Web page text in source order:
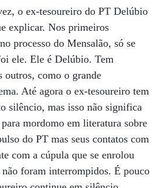
o ex-tesoureiro do PT Delúbio
explicar. Nos primeiros
processo do Mensalão, só se
ele. Ele é Delúbio. Tem
outros, como o grande
Até agora o ex-tesoureiro tem
silêncio, mas isso não significa
mordomo em literatura sobre
do PT mas seus contatos com
com a cúpula que se enrolou
foram interrompidos. É pouco